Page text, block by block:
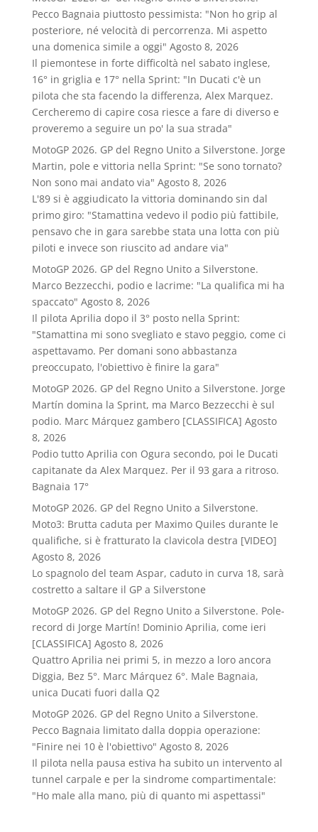
Pecco Bagnaia piuttosto pessimista: "Non ho grip al
posteriore, né velocità di percorrenza. Mi aspetto
una domenica simile a oggi" Agosto 8, 2026
Il piemontese in forte difficoltà nel sabato inglese,
16° in griglia e 17° nella Sprint: "In Ducati c'è un
pilota che sta facendo la differenza, Alex Marquez.
Cercheremo di capire cosa riesce a fare di diverso e
proveremo a seguire un po' la sua strada"
MotoGP 2026. GP del Regno Unito a Silverstone. Jorge
Martin, pole e vittoria nella Sprint: "Se sono tornato?
Non sono mai andato via" Agosto 8, 2026
L'89 si è aggiudicato la vittoria dominando sin dal
primo giro: "Stamattina vedevo il podio più fattibile,
pensavo che in gara sarebbe stata una lotta con più
piloti e invece son riuscito ad andare via"
MotoGP 2026. GP del Regno Unito a Silverstone.
Marco Bezzecchi, podio e lacrime: "La qualifica mi ha
spaccato" Agosto 8, 2026
Il pilota Aprilia dopo il 3° posto nella Sprint:
"Stamattina mi sono svegliato e stavo peggio, come ci
aspettavamo. Per domani sono abbastanza
preoccupato, l'obiettivo è finire la gara"
MotoGP 2026. GP del Regno Unito a Silverstone. Jorge
Martín domina la Sprint, ma Marco Bezzecchi è sul
podio. Marc Márquez gambero [CLASSIFICA] Agosto
8, 2026
Podio tutto Aprilia con Ogura secondo, poi le Ducati
capitanate da Alex Marquez. Per il 93 gara a ritroso.
Bagnaia 17°
MotoGP 2026. GP del Regno Unito a Silverstone.
Moto3: Brutta caduta per Maximo Quiles durante le
qualifiche, si è fratturato la clavicola destra [VIDEO]
Agosto 8, 2026
Lo spagnolo del team Aspar, caduto in curva 18, sarà
costretto a saltare il GP a Silverstone
MotoGP 2026. GP del Regno Unito a Silverstone. Pole-
record di Jorge Martín! Dominio Aprilia, come ieri
[CLASSIFICA] Agosto 8, 2026
Quattro Aprilia nei primi 5, in mezzo a loro ancora
Diggia, Bez 5°. Marc Márquez 6°. Male Bagnaia,
unica Ducati fuori dalla Q2
MotoGP 2026. GP del Regno Unito a Silverstone.
Pecco Bagnaia limitato dalla doppia operazione:
"Finire nei 10 è l'obiettivo" Agosto 8, 2026
Il pilota nella pausa estiva ha subito un intervento al
tunnel carpale e per la sindrome compartimentale:
"Ho male alla mano, più di quanto mi aspettassi"